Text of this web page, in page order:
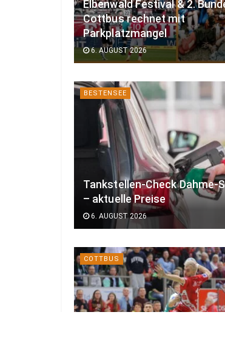
Elbenwald Festival & 2.
Cottbus rechnet mit
Parkplatzmangel
6. AUGUST 2026
BESTENSEE
Tankstellen-Check Dahme-
– aktuelle Preise
6. AUGUST 2026
COTTBUS